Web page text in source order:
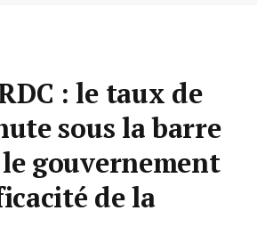
: le taux de
sous la barre
le gouvernement
de la